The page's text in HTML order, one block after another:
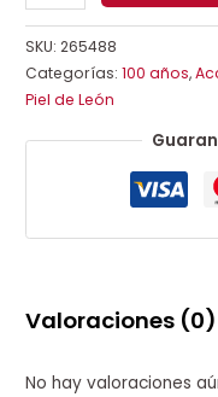
SKU:265488
Categorías:100 años,
Piel de León
Valoraciones (0)
No hay valoraciones